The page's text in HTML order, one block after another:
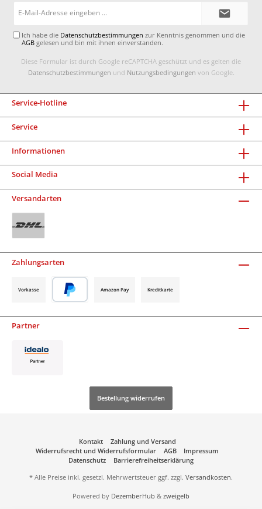
Ich habe die Datenschutzbestimmungen zur Kenntnis genommen und die
AGB gelesen und bin mit ihnen einverstanden.
Diese Formular ist durch Google reCAPTCHA geschützt und es gelten die
Datenschutzbestimmungen und Nutzungsbedingungen von Google.
Service-Hotline
Service
Informationen
Social Media
Versandarten
Zahlungsarten
Vorkasse Amazon Pay Kreditkarte
Partner
Bestellung widerrufen
Kontakt
Zahlung und Versand
Widerrufsrecht und Widerrufsformular
AGB
Impressum
Datenschutz
Barrierefreiheitserklärung
* Alle Preise inkl. gesetzl. Mehrwertsteuer ggf. zzgl. Versandkosten.
Powered by DezemberHub & zweigelb